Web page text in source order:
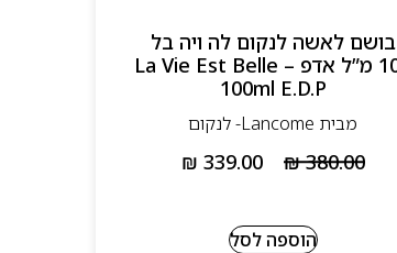
בושם לאשה לנקום לה ויה בל
100 מ”ל אדפ – La Vie Est Belle
100ml E.D.P
מבית Lancome- לנקום
₪380.00
₪ 339.00
הוספה לסל